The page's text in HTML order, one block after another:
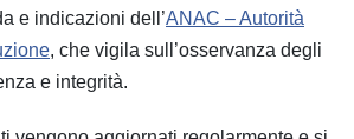
e indicazioni dell’ANAC – Autorità
, che vigila sull’osservanza degli
e integrità.